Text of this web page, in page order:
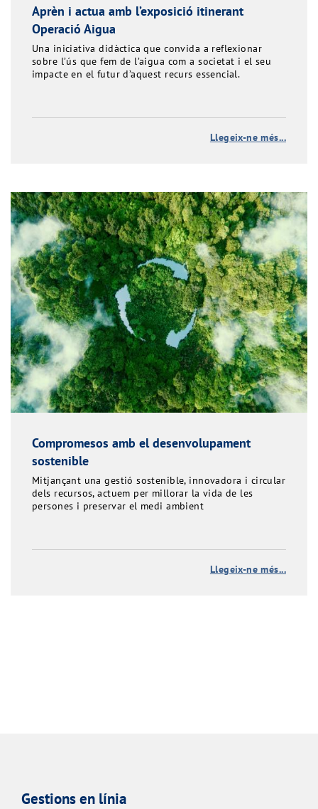
Aprèn i actua amb l’exposició itinerant
Operació Aigua
Una iniciativa didàctica que convida a reflexionar
sobre l’ús que fem de l’aigua com a societat i el seu
impacte en el futur d’aquest recurs essencial.
Llegeix-ne més...
Compromesos amb el desenvolupament
sostenible
Mitjançant una gestió sostenible, innovadora i circular
dels recursos, actuem per millorar la vida de les
persones i preservar el medi ambient
Llegeix-ne més...
Gestions en línia